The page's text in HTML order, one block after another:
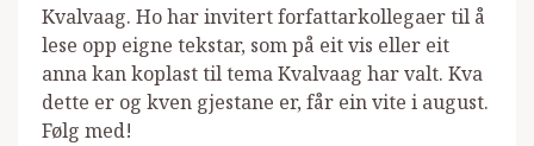
Kvalvaag. Ho har invitert forfattarkollegaer til å
lese opp eigne tekstar, som på eit vis eller eit
anna kan koplast til tema Kvalvaag har valt. Kva
dette er og kven gjestane er, får ein vite i august.
Følg med!